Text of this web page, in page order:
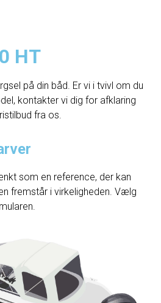
HT
på din båd. Er vi i tvivl om du
kontakter vi dig for afklaring
fra os.
som en reference, der kan
fremstår i virkeligheden. Vælg